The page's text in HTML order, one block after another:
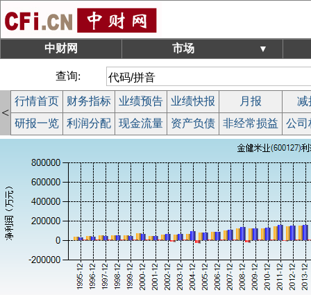
中财网 市场 ▼
查询:
<
行情首页 财务指标 业绩预告 业绩快报 月报
减
研报一览
利润分配 现金流量 资产负债 非经常损益 公司